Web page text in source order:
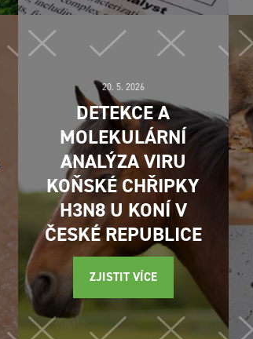
20. 5. 2026
DETEKCE A
MOLEKULÁRNÍ
ANALÝZA VIRU
KOŇSKÉ CHŘIPKY
H3N8 U KONÍ V
ČESKÉ REPUBLICE
ZJISTIT VÍCE